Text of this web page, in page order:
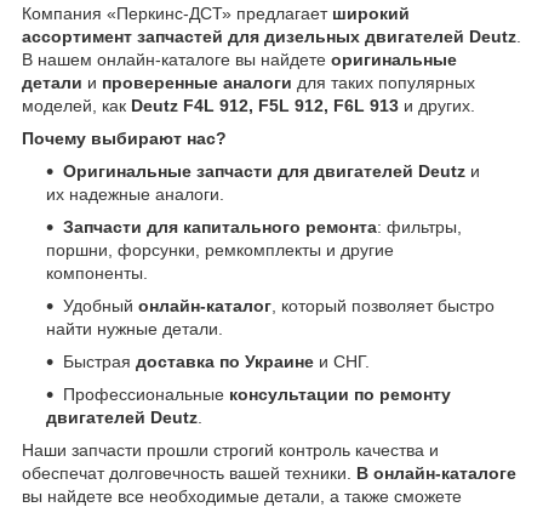
Компания «Перкинс-ДСТ» предлагает широкий
ассортимент запчастей для дизельных двигателей Deutz
В нашем онлайн-каталоге вы найдете оригинальные
детали и проверенные аналоги для таких популярных
моделей, как Deutz F4L 912, F5L 912, F6L 913 и других.
Почему выбирают нас?
Оригинальные запчасти для двигателей Deutz и
их надежные аналоги.
Запчасти для капитального ремонта: фильтры,
поршни, форсунки, ремкомплекты и другие
компоненты.
Удобный онлайн-каталог , который позволяет быстро
найти нужные детали.
Быстрая доставка по Украине и СНГ.
Профессиональные консультации по ремонту
двигателей Deutz
Наши запчасти прошли строгий контроль качества и
обеспечат долговечность вашей техники. В онлайн-каталоге
вы найдете все необходимые детали, а также сможете